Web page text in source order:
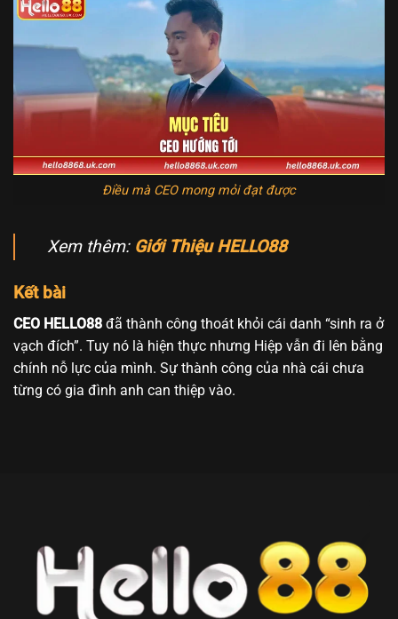
Điều mà CEO mong mỏi đạt được
Xem thêm: Giới Thiệu HELLO88
Kết bài
CEO HELLO88 đã thành công thoát khỏi cái danh “sinh ra ở
vạch đích”. Tuy nó là hiện thực nhưng Hiệp vẫn đi lên bằng
chính nỗ lực của mình. Sự thành công của nhà cái chưa
từng có gia đình anh can thiệp vào.